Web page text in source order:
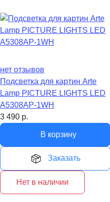
нет отзывов
Подсветка для картин Arte
Lamp PICTURE LIGHTS LED
A5308AP-1WH
3 490 р.
В корзину
Заказать
Нет в наличии